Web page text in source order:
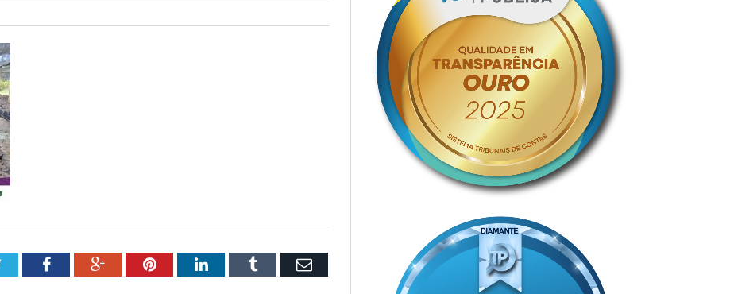
TwitterFacebookGoogle+PinterestLinkedInTumblr Email